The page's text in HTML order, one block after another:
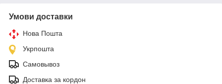
Умови доставки
Нова Пошта
Укрпошта
Самовывоз
Доставка за кордон